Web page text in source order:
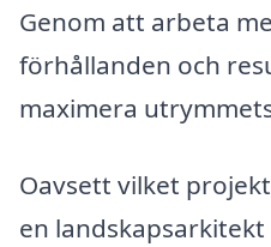
Genom att arbeta
förhållanden och
maximera
Oavsett vilket
en